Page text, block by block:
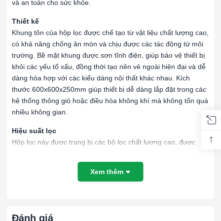
và an toàn cho sức khỏe.
Thiết kế
Khung tôn của hộp lọc được chế tạo từ vật liệu chất lượng cao,
có khả năng chống ăn mòn và chịu được các tác động từ môi
trường. Bề mặt khung được sơn tĩnh điện, giúp bảo vệ thiết bị
khỏi các yếu tố xấu, đồng thời tạo nên vẻ ngoài hiện đại và dễ
dàng hòa hợp với các kiểu dáng nội thất khác nhau. Kích
thước 600x600x250mm giúp thiết bị dễ dàng lắp đặt trong các
hệ thống thông gió hoặc điều hòa không khí mà không tốn quá
nhiều không gian.
Hiệu suất lọc
Hộp lọc này được trang bị các bộ lọc chất lượng cao, được
nhiễm khác trong không khí. Công nghệ lọc tiên tiến cho phép
thiết bị xử lý không khí một cách nhanh chóng và hiệu quả,
Xem thêm
Đánh giá
↑